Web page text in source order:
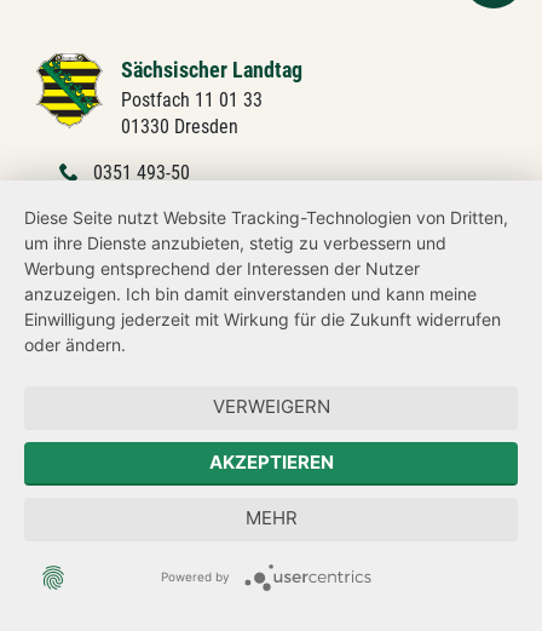
Sächsischer Landtag
Postfach 11 01 33
01330 Dresden
0351 493-50
0351 493-5900
E-Mail schreiben
Übersicht
Diese Seite nutzt Website Tracking-Technologien von Dritten,
um ihre Dienste anzubieten, stetig zu verbessern und
Werbung entsprechend der Interessen der Nutzer
anzuzeigen. Ich bin damit einverstanden und kann meine
Einwilligung jederzeit mit Wirkung für die Zukunft widerrufen
oder ändern.
VERWEIGERN
AKZEPTIEREN
MEHR
Powered by